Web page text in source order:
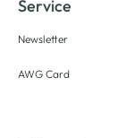
Service
Newsletter
AWG Card